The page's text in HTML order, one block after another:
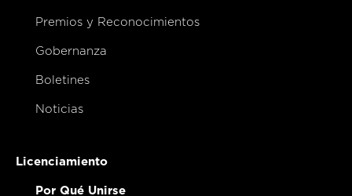
Premios y Reconocimientos
Gobernanza
Boletines
Noticias
Licenciamiento
Por Qué Unirse